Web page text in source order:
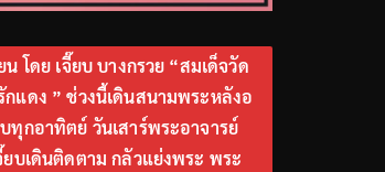
โดย เจี๊ยบ บางกรวย “สมเด็จวัด
แดง ” ช่วงนี้เดินสนามพระหลังอ
ทุกอาทิตย์ วันเสาร์พระอาจารย์
ยบเดินติดตาม กลัวแย่งพระ พระ